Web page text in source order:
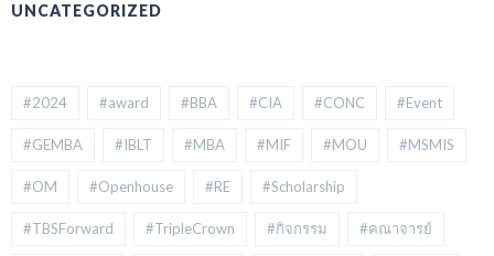
UNCATEGORIZED
#2024 #award #BBA #CIA #CONC #Event
#GEMBA #IBLT #MBA #MIF #MOU #MSMIS
#OM #Openhouse #RE #Scholarship
#TBSForward #TripleCrown #กิจกรรม #คณาจารย์